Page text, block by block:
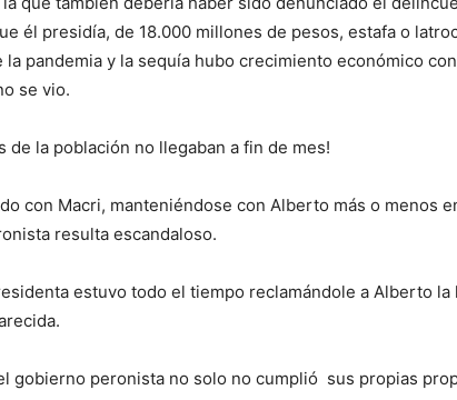
él presidía, de 18.000 millones de pesos, estafa o
pandemia y la sequía hubo crecimiento económico
se vio.
la población no llegaban a fin de mes!
Macri, manteniéndose con Alberto más o menos
resulta escandaloso.
estuvo todo el tiempo reclamándole a Alberto
peronista no solo no cumplió sus propias